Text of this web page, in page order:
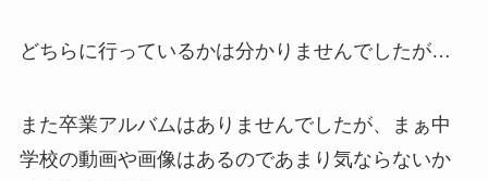
どちらに行っているかは分かりませんでしたが…
また卒業アルバムはありませんでしたが、まぁ中
学校の動画や画像はあるのであまり気ならないか